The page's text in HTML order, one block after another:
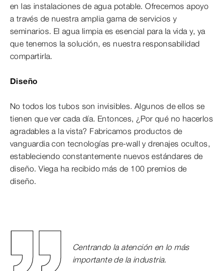
en las instalaciones de agua potable. Ofrecemos apoyo
a través de nuestra amplia gama de servicios y
seminarios. El agua limpia es esencial para la vida y, ya
que tenemos la solución, es nuestra responsabilidad
compartirla.
Diseño
No todos los tubos son invisibles. Algunos de ellos se
tienen que ver cada día. Entonces, ¿Por qué no hacerlos
agradables a la vista? Fabricamos productos de
vanguardia con tecnologías pre-wall y drenajes ocultos,
estableciendo constantemente nuevos estándares de
diseño. Viega ha recibido más de 100 premios de
diseño.
Centrando la atención en lo más
importante de la industria.